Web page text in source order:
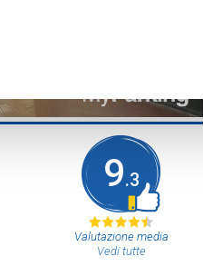
9.3
Valutazione media
Vedi tutte